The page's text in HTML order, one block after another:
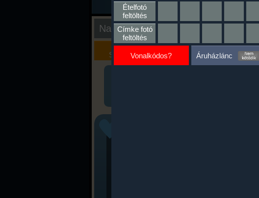
Nap kiértékelése
Kalória
Szimulátor
Szöveges
Értékelés
Ételfotó
feltöltés
Címke fotó
feltöltés
Vonalkódos? Áruházlánc